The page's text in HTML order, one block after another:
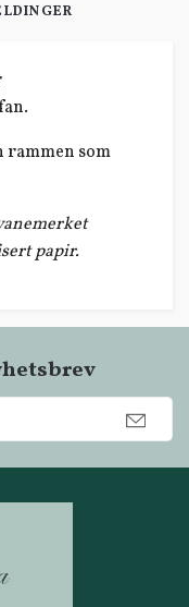
rammen som
papir.